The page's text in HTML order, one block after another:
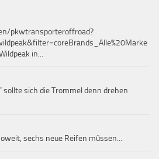
pkwtransporteroffroad?
in...
sollte sich die Trommel denn drehen
sechs neue Reifen müssen...